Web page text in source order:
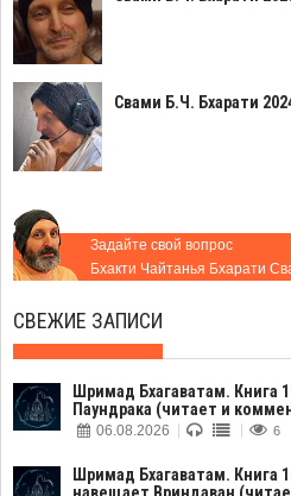
Свами Б.Ч. Бхарати
Задайте свой вопрос
Бхакти Чайтанья Бхарати
СВЕЖИЕ ЗАПИСИ
Шримад Бхагаватам. Книга
Паундрака (читает и
06.08.2026 6
Шримад Бхагаватам. Книга
навещает Вриндаван